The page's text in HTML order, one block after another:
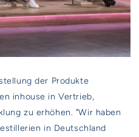
der Produkte
inhouse in Vertrieb,
zu erhöhen. "Wir haben
in Deutschland